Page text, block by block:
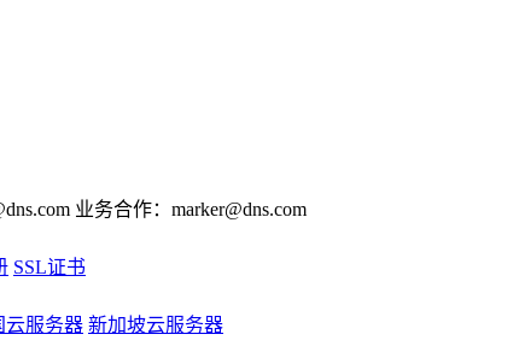
业务合作：marker@dns.com
SSL证书
云服务器 新加坡云服务器